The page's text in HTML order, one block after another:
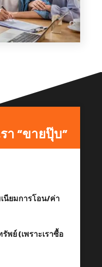
า “ขายปุ๊บ”
นียมการโอน/ค่า
ย์ (เพราะเราซื้อ